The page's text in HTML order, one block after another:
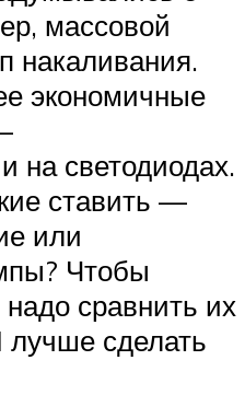
массовой
накаливания.
экономичные
на светодиодах.
ставить —
или
Чтобы
сравнить их
лучше сделать